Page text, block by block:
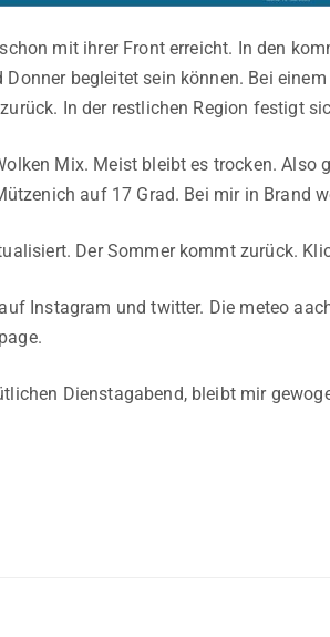
mit ihrer Front erreicht. In den
begleitet sein können. Bei
In der restlichen Region festigt
Mix. Meist bleibt es trocken.
auf 17 Grad. Bei mir in Brand
Der Sommer kommt zurück.
Instagram und twitter. Die meteo
Dienstagabend, bleibt mir